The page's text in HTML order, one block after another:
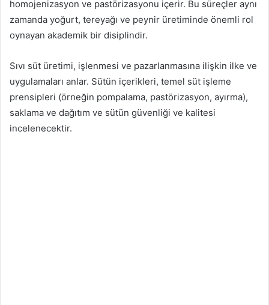
homojenizasyon ve pastörizasyonu içerir. Bu süreçler aynı
zamanda yoğurt, tereyağı ve peynir üretiminde önemli rol
oynayan akademik bir disiplindir.
Sıvı süt üretimi, işlenmesi ve pazarlanmasına ilişkin ilke ve
uygulamaları anlar. Sütün içerikleri, temel süt işleme
prensipleri (örneğin pompalama, pastörizasyon, ayırma),
saklama ve dağıtım ve sütün güvenliği ve kalitesi
incelenecektir.